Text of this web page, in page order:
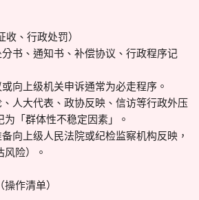
、行政处罚）
书、通知书、补偿协议、行政程序记
向上级机关申诉通常为必走程序。
人大代表、政协反映、信访等行政外压
「群体性不稳定因素」。
向上级人民法院或纪检监察机构反映，
险）。
作清单）